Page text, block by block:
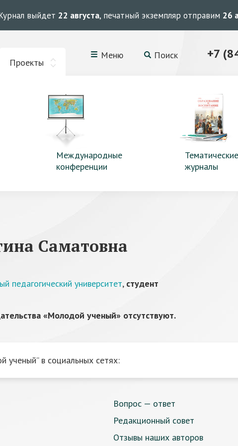
выйдет 22 августа, печатный экземпляр отправим 26
Проекты
Меню Поиск +7
Международные
конференции
Тематические
журналы
Саматовна
педагогический университет, студент
«Молодой ученый» отсутствуют.
ученый” в социальных сетях:
Вопрос — ответ
Редакционный совет
Отзывы наших авторов